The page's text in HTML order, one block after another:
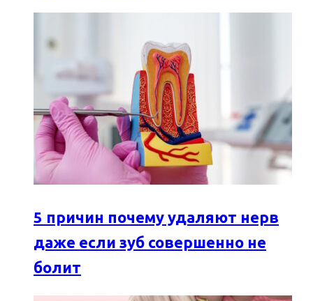
5 причин почему удаляют нерв
даже если зуб совершенно не
болит